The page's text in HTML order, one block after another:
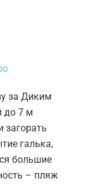
за Диким
до 7 м
загорать
галька,
большие
– пляж